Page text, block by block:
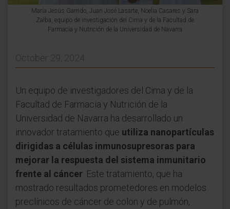
María Jesús Garrido, Juan José Lasarte, Noelia Casares y Sara
Zalba, equipo de investigación del Cima y de la Facultad de
Farmacia y Nutrición de la Universidad de Navarra
October 29, 2024
Un equipo de investigadores del Cima y de la
Facultad de Farmacia y Nutrición de la
Universidad de Navarra ha desarrollado un
innovador tratamiento que utiliza nanopartículas
dirigidas a células inmunosupresoras para
mejorar la respuesta del sistema inmunitario
frente al cáncer . Este tratamiento, que ha
mostrado resultados prometedores en modelos
preclínicos de cáncer de colon y de pulmón,